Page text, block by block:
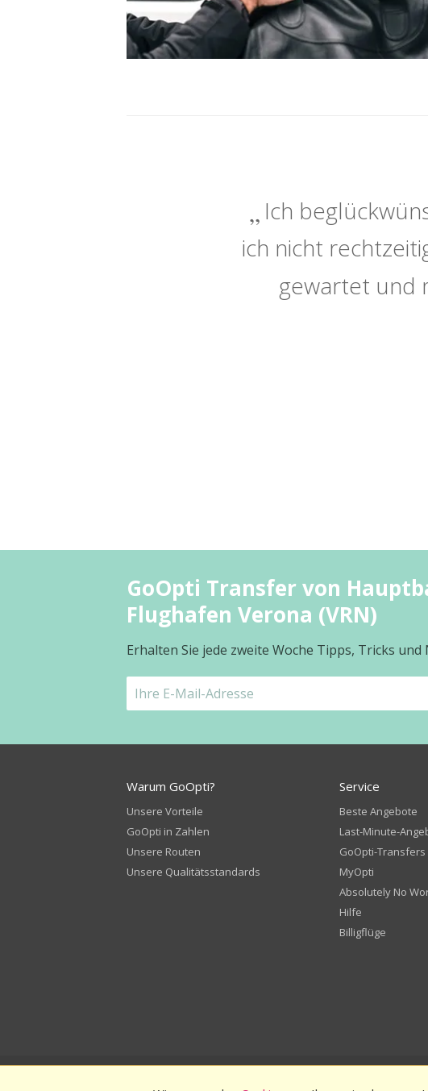
Ich
ich nicht
gewartet und
GoOpti Transfer von
Flughafen Verona (VRN)
Erhalten Sie jede zweite Woche Tipps, Tricks
Warum GoOpti?
Unsere Vorteile
GoOpti in Zahlen
Unsere Routen
Unsere Qualitätsstandards
Service
Beste Angebote
Last-Minute-
GoOpti-Transfers
MyOpti
Absolutely No
Hilfe
Billigflüge